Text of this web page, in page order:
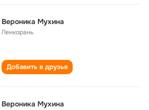
Вероника Мухина
Ленкорань
Добавить в друзья
Вероника Мухина